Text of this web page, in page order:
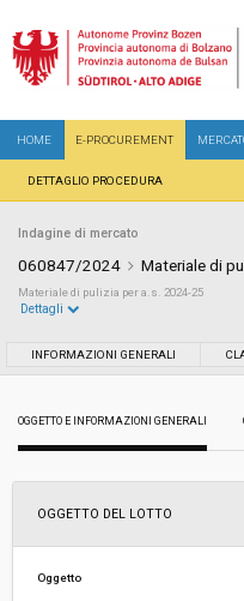
HOME E-PROCUREMENT
DETTAGLIO PROCEDURA
Indagine di mercato
060847/2024 Materiale di
Materiale di pulizia per a.s. 2024-25
Importo a base di gara soggetto a
Costi di sicurezza non soggetti a
Dettagli
INFORMAZIONI GENERALI
OGGETTO E INFORMAZIONI GENERALI
OGGETTO DEL LOTTO
Oggetto